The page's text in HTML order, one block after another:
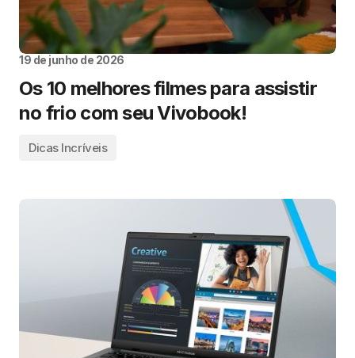
19 de junho de 2026
Os 10 melhores filmes para assistir
no frio com seu Vivobook!
Dicas Incríveis